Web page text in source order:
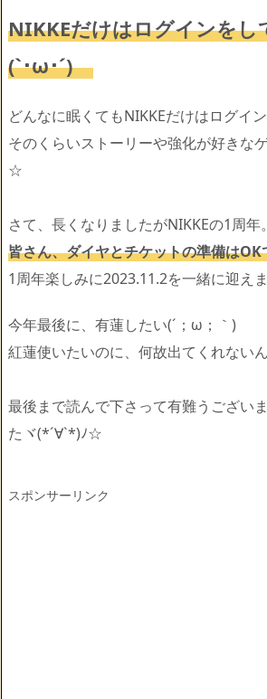
NIKKEだけはログインをし
(`･ω･´)ゞ
どんなに眠くてもNIKKEだけはログイン
そのくらいストーリーや強化が好きな
☆
さて、長くなりましたがNIKKEの1周年。
皆さん、ダイヤとチケットの準備はOK
1周年楽しみに2023.11.2を一緒に迎え
今年最後に、有蓮したい(´；ω；｀)
紅蓮使いたいのに、何故出てくれない
最後まで読んで下さって有難うござい
たヾ(*´∀`*)ﾉ☆
スポンサーリンク